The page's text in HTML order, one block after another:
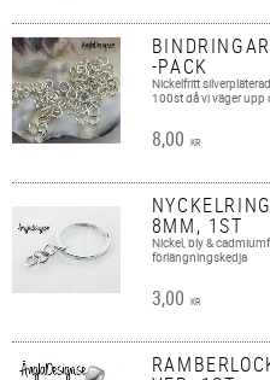
-PACK
Nickelfritt
100st då vi väger upp
8,00 KR
8MM, 1ST
Nickel, bly &
förlängningskedja
3,00 KR